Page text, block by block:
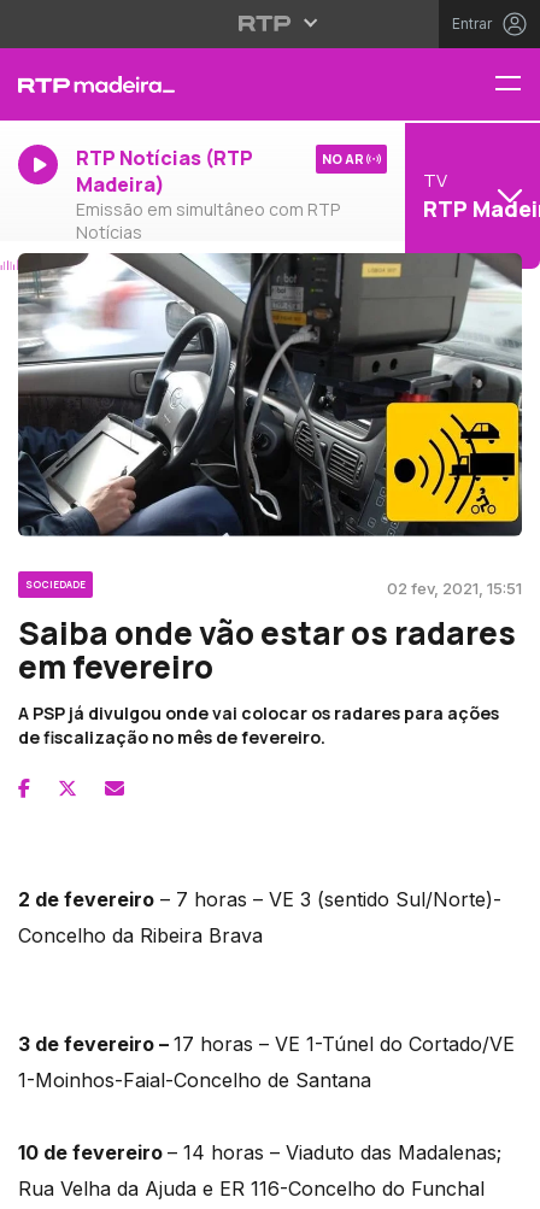
Entrar
RTP Notícias (RTP
Madeira)
Emissão em simultâneo com RTP
Notícias
NO AR
TV
RTP
SOCIEDADE 02 fev, 2021, 15:51
Saiba onde vão estar os radares
em fevereiro
A PSP já divulgou onde vai colocar os radares para ações
de fiscalização no mês de fevereiro.
2 de fevereiro – 7 horas – VE 3 (sentido Sul/Norte)-
Concelho da Ribeira Brava
3 de fevereiro – 17 horas – VE 1-Túnel do Cortado/VE
1-Moinhos-Faial-Concelho de Santana
10 de fevereiro – 14 horas – Viaduto das Madalenas;
Rua Velha da Ajuda e ER 116-Concelho do Funchal